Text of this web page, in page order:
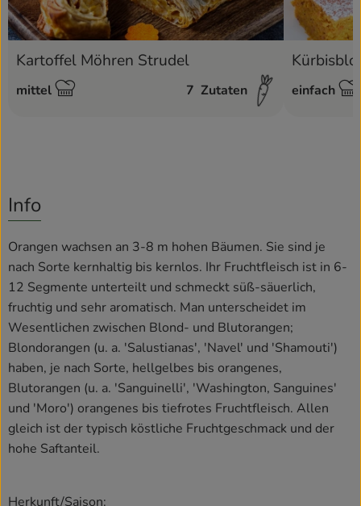
Kartoffel Möhren Strudel
Schwierigkeit:
mittel 7 Zutaten einfach
Info
Orangen wachsen an 3-8 m hohen Bäumen. Sie sind je
nach Sorte kernhaltig bis kernlos. Ihr Fruchtfleisch ist in 6-
12 Segmente unterteilt und schmeckt süß-säuerlich,
fruchtig und sehr aromatisch. Man unterscheidet im
Wesentlichen zwischen Blond- und Blutorangen;
Blondorangen (u. a. 'Salustianas', 'Navel' und 'Shamouti')
haben, je nach Sorte, hellgelbes bis orangenes,
Blutorangen (u. a. 'Sanguinelli', 'Washington, Sanguines'
und 'Moro') orangenes bis tiefrotes Fruchtfleisch. Allen
gleich ist der typisch köstliche Fruchtgeschmack und der
hohe Saftanteil.
Herkunft/Saison: